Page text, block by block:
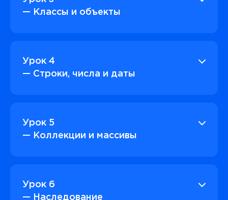
— Классы и объекты
Урок 4
— Строки, числа и даты
Урок 5
— Коллекции и массивы
Урок 6
— Наследование